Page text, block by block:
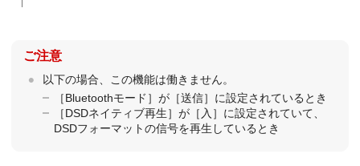
ご注意
以下の場合、この機能は働きません。
［Bluetoothモード ］が［送信］に設定されているとき
［DSDネイティブ再生］が［ 入 ］に設定されていて、
DSDフォーマットの信号を再生しているとき